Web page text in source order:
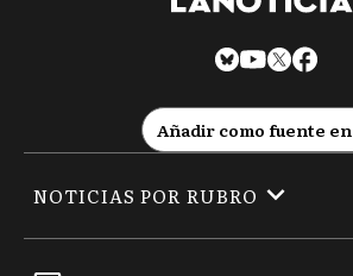
Añadir como fuente en
NOTICIAS POR RUBRO